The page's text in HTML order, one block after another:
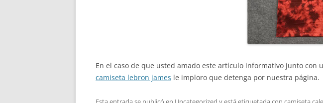
En el caso de que usted amado este artículo informativo junto con
camiseta lebron james le imploro que detenga por nuestra página.